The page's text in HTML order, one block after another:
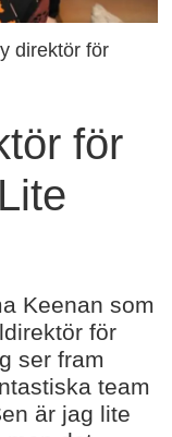
direktör för
för
Keenan som
för
ser fram
team
är jag lite